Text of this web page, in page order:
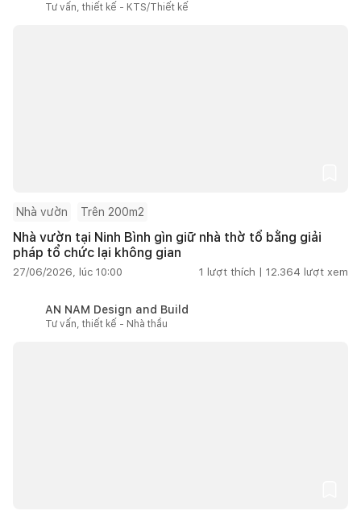
Tư vấn, thiết kế - KTS/Thiết kế
Nhà vườn Trên 200m2
Nhà vườn tại Ninh Bình gìn giữ nhà thờ tổ bằng giải
pháp tổ chức lại không gian
27/06/2026, lúc 10:00 1 lượt thích | 12.364 lượt xem
AN NAM Design and Build
Tư vấn, thiết kế - Nhà thầu